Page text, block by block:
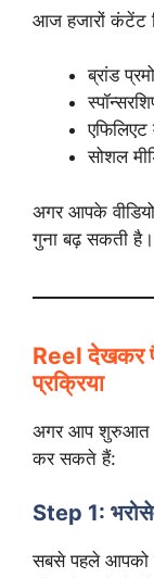
आज हजारों कंटेंट
ब्रांड
एफिलिएट
सोशल
अगर आपके
गुना बढ़ सकती है।
Reel देखकर
प्रक्रिया
अगर आप शुरुआत
कर सकते हैं:
Step 1:
सबसे पहले आपको